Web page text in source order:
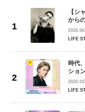
【シ
から
LIFE
時代
ショ
LIFE